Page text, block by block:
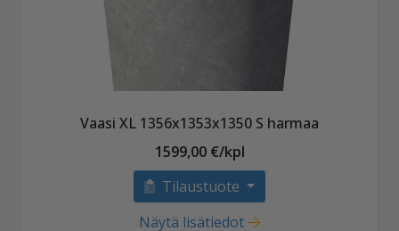
Vaasi XL 1356x1353x1350 S harmaa
1599,00 €/kpl
Tilaustuote
Näytä lisätiedot